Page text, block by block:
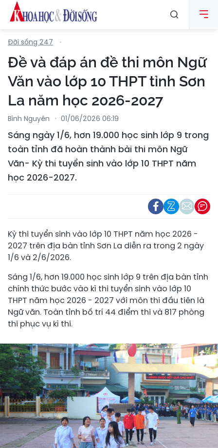
Đời sống 247
Đề và đáp án đề thi môn Ngữ
Văn vào lớp 10 THPT tỉnh Sơn
La năm học 2026-2027
Bình Nguyên 01/06/2026 06:19
Sáng ngày 1/6, hơn 19.000 học sinh lớp 9 trong
toàn tỉnh đã hoàn thành bài thi môn Ngữ
Văn- Kỳ thi tuyển sinh vào lớp 10 THPT năm
học 2026-2027.
Kỳ thi tuyển sinh vào lớp 10 THPT năm học 2026 -
2027 trên địa bàn tỉnh Sơn La diễn ra trong 2 ngày
1/6 và 2/6/2026.
Sáng 1/6, hơn 19.000 học sinh lớp 9 trên địa bàn tỉnh
chính thức bước vào kì thi tuyển sinh vào lớp 10
THPT năm học 2026 - 2027 với môn thi đầu tiên là
Ngữ văn. Toàn tỉnh bố trí 44 điểm thi và 817 phòng
thi phục vụ kì thi.